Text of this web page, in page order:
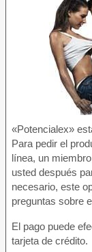
«Potencialex»
Para pedir el
línea, un
usted después
necesario, este
preguntas sobre
El pago puede
tarjeta de crédito.